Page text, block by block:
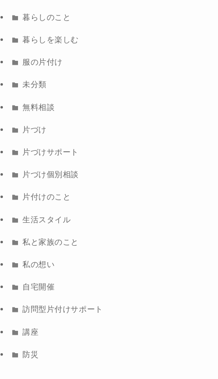
暮らしのこと
暮らしを楽しむ
服の片付け
未分類
無料相談
片づけ
片づけサポート
片づけ個別相談
片付けのこと
生活スタイル
私と家族のこと
私の想い
自宅開催
訪問型片付けサポート
講座
防災